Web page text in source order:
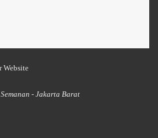
Website
- Jakarta Barat